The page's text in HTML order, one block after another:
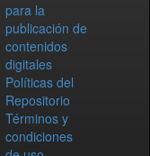
para la
publicación de
contenidos
digitales
Políticas del
Repositorio
Términos y
condiciones